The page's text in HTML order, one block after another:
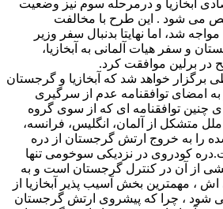
آبخازیا و درمرحله سوم نیز وضعیت
می شود . این طرح با مخالفت
شد، اما نهایتا بدنبال سفر وزیر
و سفر هیات آلمانی به آبخازیا،
در برلین موافقت کرد.
برگزار خواهد شد که آبخازیا و گرجستان
امضای توافقنامه عدم از سرگیری
چنین توافقنامه ای که از سوی گروه
متشکل از آلمان، انگلیس، فرانسه،
را به خروج ارتش گرجستان از دره
کودروی در نزدیکی سوخومی تنها
از آن در کنترل گرجستان است و به
، مهمترین بخش آسیب پذیر آبخازیا از
، چرا که پیشروی ارتش گرجستان